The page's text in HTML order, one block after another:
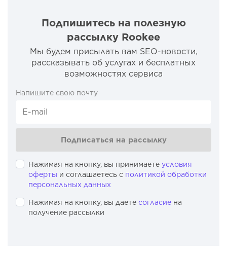
Подпишитесь на полезную
рассылку Rookee
Мы будем присылать вам SEO-новости,
рассказывать об услугах и бесплатных
возможностях сервиса
Напишите свою почту
Подписаться на рассылку
Нажимая на кнопку, вы принимаете условия
оферты и соглашаетесь с политикой обработки
персональных данных
Нажимая на кнопку, вы даете согласие на
получение рассылки